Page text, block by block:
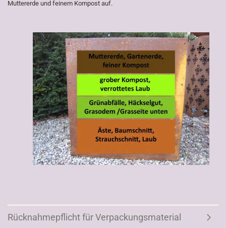
Muttererde und feinem Kompost auf.
Rücknahmepflicht für Verpackungsmaterial